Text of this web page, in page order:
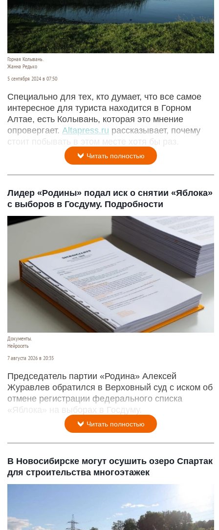
Горная Колывань.
Жанна Редько
5 сентября 2024 в 07:50
Специально для тех, кто думает, что все самое
интересное для туриста находится в Горном
Алтае, есть Колывань, которая это мнение
опровергает. Altapress.ru рассказывает, почему
стоит побывать в этом месте хотя бы раз.
Читать полностью
Лидер «Родины» подал иск о снятии «Яблока»
с выборов в Госдуму. Подробности
Документы.
Нейросеть
7 августа 2026 в 20:35
Председатель партии «Родина» Алексей
Журавлев обратился в Верховный суд с иском об
отмене регистрации федерального списка
«Яблока» на выборах в Госдуму.
Читать полностью
В Новосибирске могут осушить озеро Спартак
для строительства многоэтажек